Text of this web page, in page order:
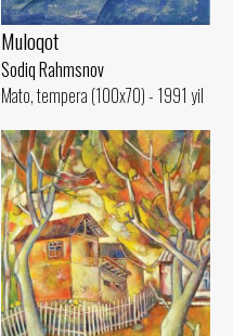
Muloqot
Sodiq Rahmsnov
Mato, tempera (100x70) - 1991 yil